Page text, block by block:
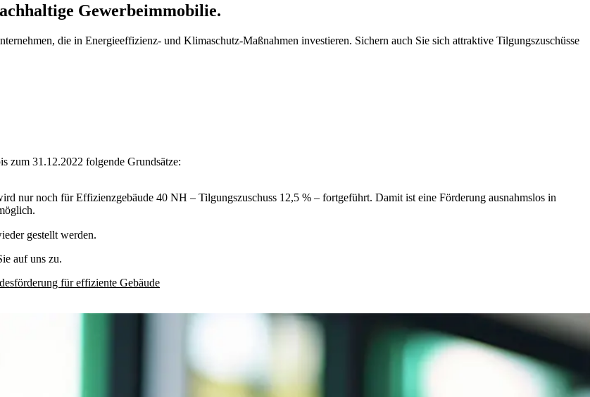
Gewerbeimmobilie.
die in Energieeffizienz- und Klimaschutz-Maßnahmen investieren. Sichern auch Sie sich attraktive Tilgungszuschüsse
zum 31.12.2022 folgende Grundsätze:
nur noch für Effizienzgebäude 40 NH – Tilgungszuschuss 12,5 % – fortgeführt. Damit ist eine Förderung ausnahmslos in
gestellt werden.
auf uns zu.
für effiziente Gebäude